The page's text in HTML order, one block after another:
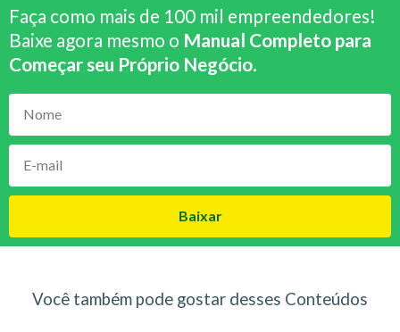
Faça como mais de 100 mil empreendedores!
Baixe agora mesmo o Manual Completo para
Começar seu Próprio Negócio.
Baixar
Você também pode gostar desses Conteúdos